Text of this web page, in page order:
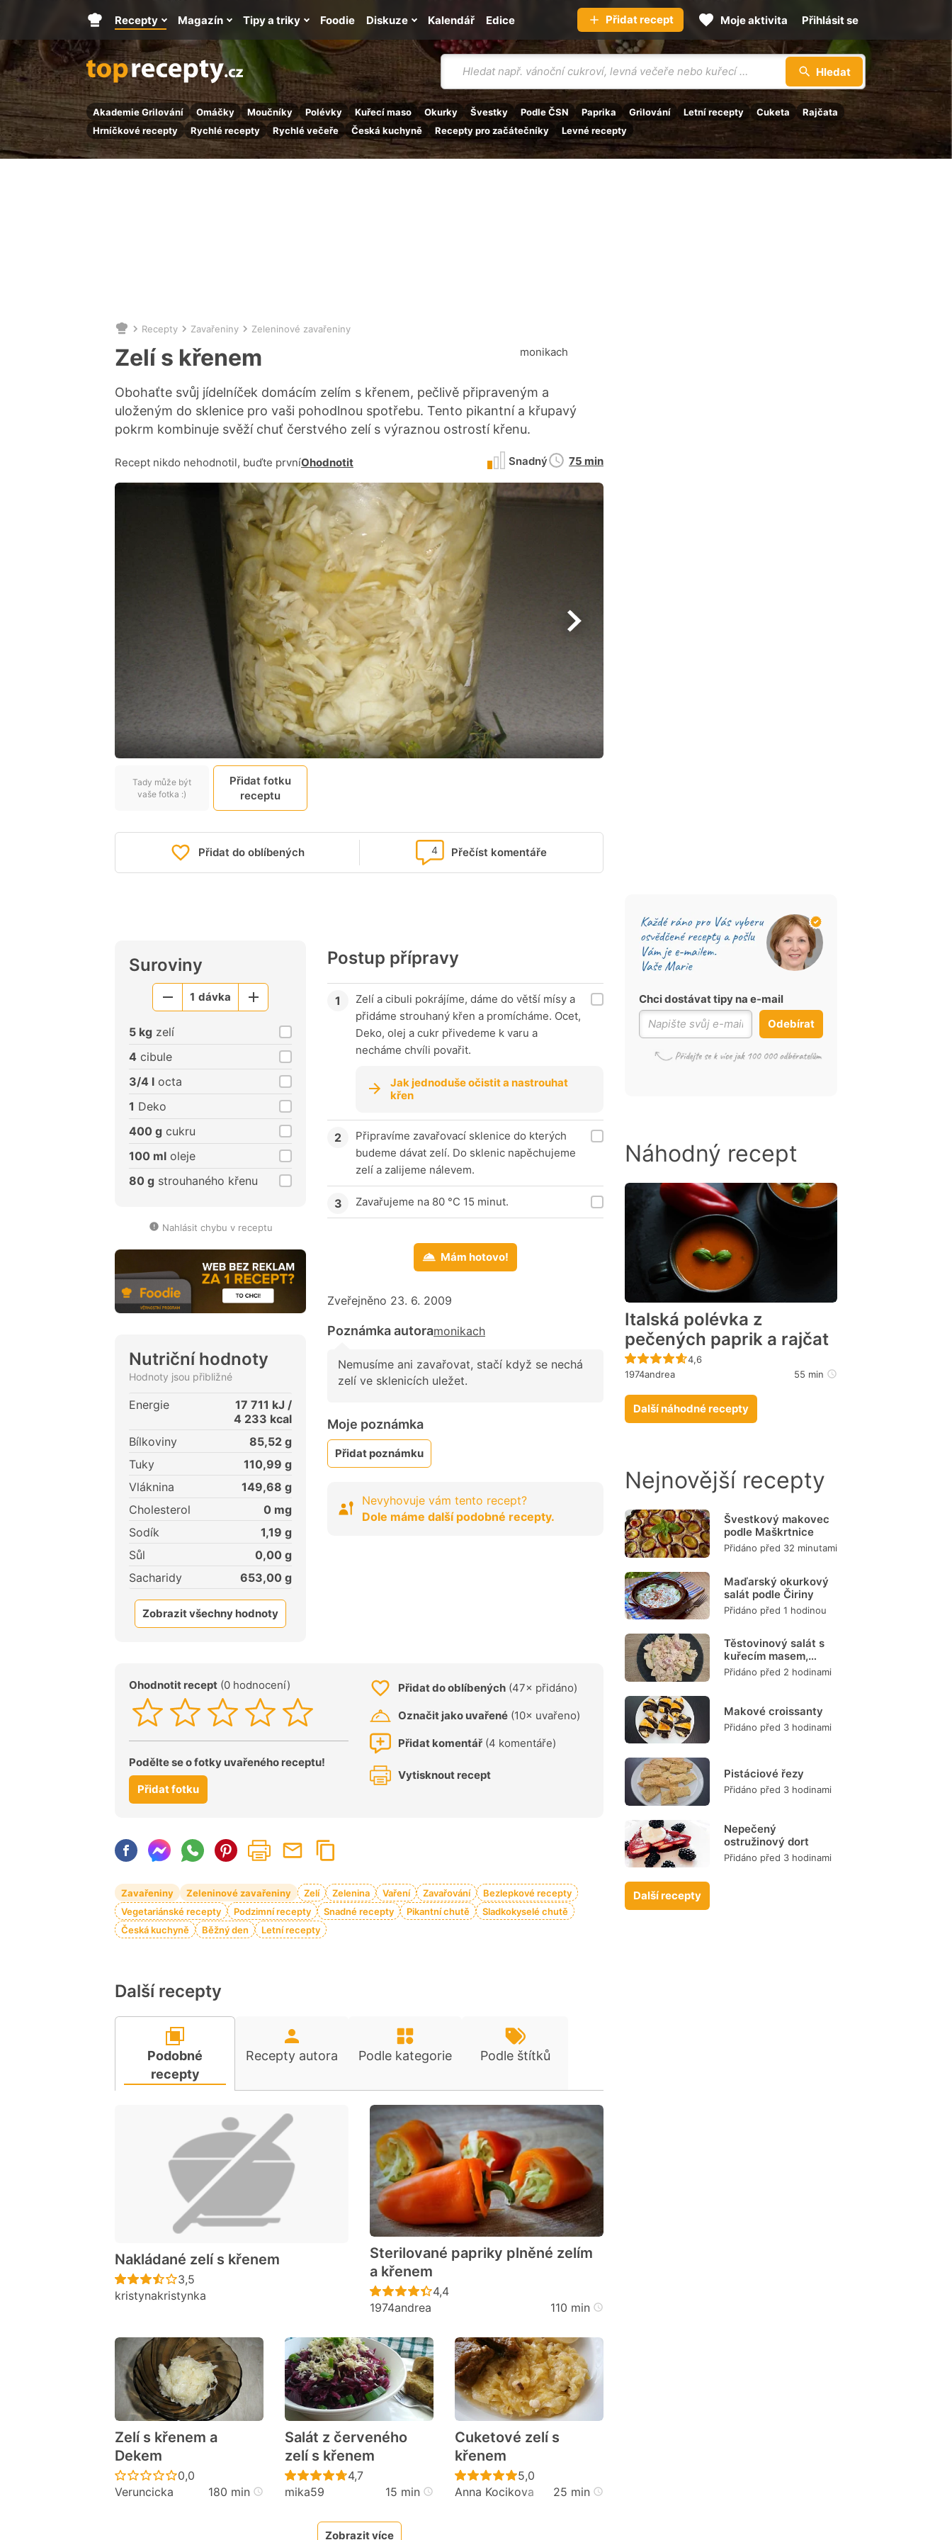
Vyhledávání
Hledat
Akademie Grilování Omáčky Moučníky Polévky Kuřecí maso Okurky Švestky Podle ČSN Paprika Grilování Letní recepty Cuketa
Rajčata
Hrníčkové recepty
Rychlé recepty Rychlé večeře Česká kuchyně Recepty pro začátečníky Levné recepty
Hlavní
stránka
Recepty Magazín Tipy a triky Kalendář
Foodie Diskuze Edice Přidat recept Moje aktivita Přihlásit se
Nacházíte
se
zde:
Recepty Zavařeniny Zeleninové zavařeniny
Zelí s křenem
Obohaťte svůj jídelníček domácím zelím s křenem, pečlivě připraveným a
uloženým do sklenice pro vaši pohodlnou spotřebu. Tento pikantní a křupavý
pokrm kombinuje svěží chuť čerstvého zelí s výraznou ostrostí křenu.
Recept nikdo nehodnotil, buďte prvníOhodnotit
monikach
Snadný
Doba
75 min
Tady může být
vaše fotka :)
Přidat fotku
receptu
Přidat do oblíbených Přečíst komentáře
4
Suroviny
Menší
1 dávka
Větší
5 kg zelí
4 cibule
3/4 l octa
1 Deko
400 g cukru
100 ml oleje
80 g strouhaného křenu
Nahlásit chybu v receptu
Nutriční hodnoty
Hodnoty jsou přibližné
Energie 17 711 kJ /
4 233 kcal
Bílkoviny
85,52 g
Tuky
110,99 g
Vláknina
149,68 g
Cholesterol
0 mg
Sodík
1,19 g
Sůl
0,00 g
Sacharidy
653,00 g
Zobrazit všechny hodnoty
Postup přípravy
Zelí a cibuli pokrájíme, dáme do větší mísy a
přidáme strouhaný křen a promícháme. Ocet,
Deko, olej a cukr přivedeme k varu a
necháme chvíli povařit.
Jak jednoduše očistit a nastrouhat
křen
Připravíme zavařovací sklenice do kterých
budeme dávat zelí. Do sklenic napěchujeme
zelí a zalijeme nálevem.
Zavařujeme na 80 °C 15 minut.
Mám hotovo!
Zveřejněno 23. 6. 2009
Poznámka autoramonikach
Nemusíme ani zavařovat, stačí když se nechá
zelí ve sklenicích uležet.
Moje poznámka
Přidat poznámku
Nevyhovuje vám tento recept?
Dole máme další podobné recepty.
Ohodnotit recept (0 hodnocení)
Podělte se o fotky uvařeného receptu!
Přidat fotku
Přidat do oblíbených (47× přidáno)
Označit jako uvařené (10× uvařeno)
Přidat komentář (4 komentáře)
Vytisknout recept
Zavařeniny Zeleninové zavařeniny Zelí Zelenina Vaření Zavařování
Bezlepkové recepty
Vegetariánské recepty
Podzimní recepty Snadné recepty Pikantní chutě
Sladkokyselé chutě
Česká kuchyně
Běžný den Letní recepty
Další recepty
Podobné
recepty
Recepty autora Podle kategorie Podle štítků
Nakládané zelí s křenem
Recept ještě nebyl hodnocen
3,5
kristynakristynka
Sterilované papriky plněné zelím
a křenem
Recept ještě nebyl hodnocen
4,4
1974andrea
110 min
Zelí s křenem a
Dekem
Recept ještě nebyl hodnocen
0,0
Veruncicka
180 min
Salát z červeného
zelí s křenem
Recept ještě nebyl hodnocen
4,7
mika59
15 min
Cuketové zelí s
křenem
Recept ještě nebyl hodnocen
5,0
Anna Kocikova
25 min
Zobrazit více
Chci dostávat tipy na e-mail
Odebírat
Náhodný recept
Italská polévka z
pečených paprik a rajčat
Recept ještě nebyl hodnocen
4,6
1974andrea
55 min
Další náhodné recepty
Nejnovější recepty
Švestkový makovec
podle Maškrtnice
Přidáno před 32 minutami
Maďarský okurkový
salát podle Čiriny
Přidáno před 1 hodinou
Těstovinový salát s
kuřecím masem,
zeleninou a
dresinkem
Přidáno před 2 hodinami
Makové croissanty
Přidáno před 3 hodinami
Pistáciové řezy
Přidáno před 3 hodinami
Nepečený
ostružinový dort
Přidáno před 3 hodinami
Další recepty